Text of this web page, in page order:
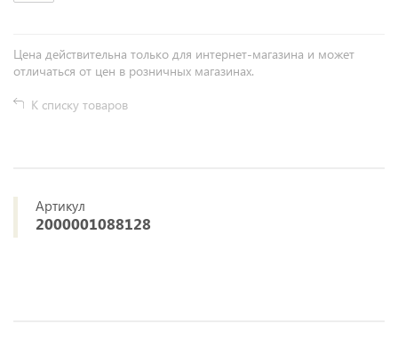
Цена действительна только для интернет-магазина и может
отличаться от цен в розничных магазинах.
К списку товаров
Артикул
2000001088128